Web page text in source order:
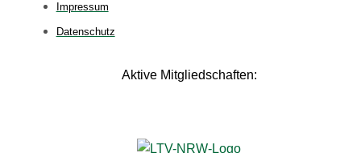
Impressum
Datenschutz
Aktive Mitgliedschaften: